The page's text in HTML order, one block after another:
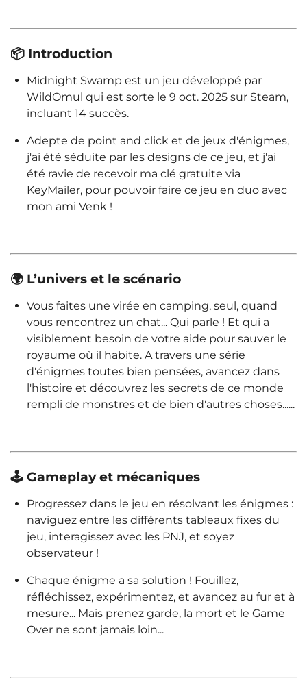
📦 Introduction
Midnight Swamp est un jeu développé par
WildOmul qui est sorte le 9 oct. 2025 sur Steam,
incluant 14 succès.
Adepte de point and click et de jeux d'énigmes,
j'ai été séduite par les designs de ce jeu, et j'ai
été ravie de recevoir ma clé gratuite via
KeyMailer, pour pouvoir faire ce jeu en duo avec
mon ami Venk !
🌍 L’univers et le scénario
Vous faites une virée en camping, seul, quand
vous rencontrez un chat... Qui parle ! Et qui a
visiblement besoin de votre aide pour sauver le
royaume où il habite. A travers une série
d'énigmes toutes bien pensées, avancez dans
l'histoire et découvrez les secrets de ce monde
rempli de monstres et de bien d'autres choses......
🕹️ Gameplay et mécaniques
Progressez dans le jeu en résolvant les énigmes :
naviguez entre les différents tableaux fixes du
jeu, interagissez avec les PNJ, et soyez
observateur !
Chaque énigme a sa solution ! Fouillez,
réfléchissez, expérimentez, et avancez au fur et à
mesure... Mais prenez garde, la mort et le Game
Over ne sont jamais loin...